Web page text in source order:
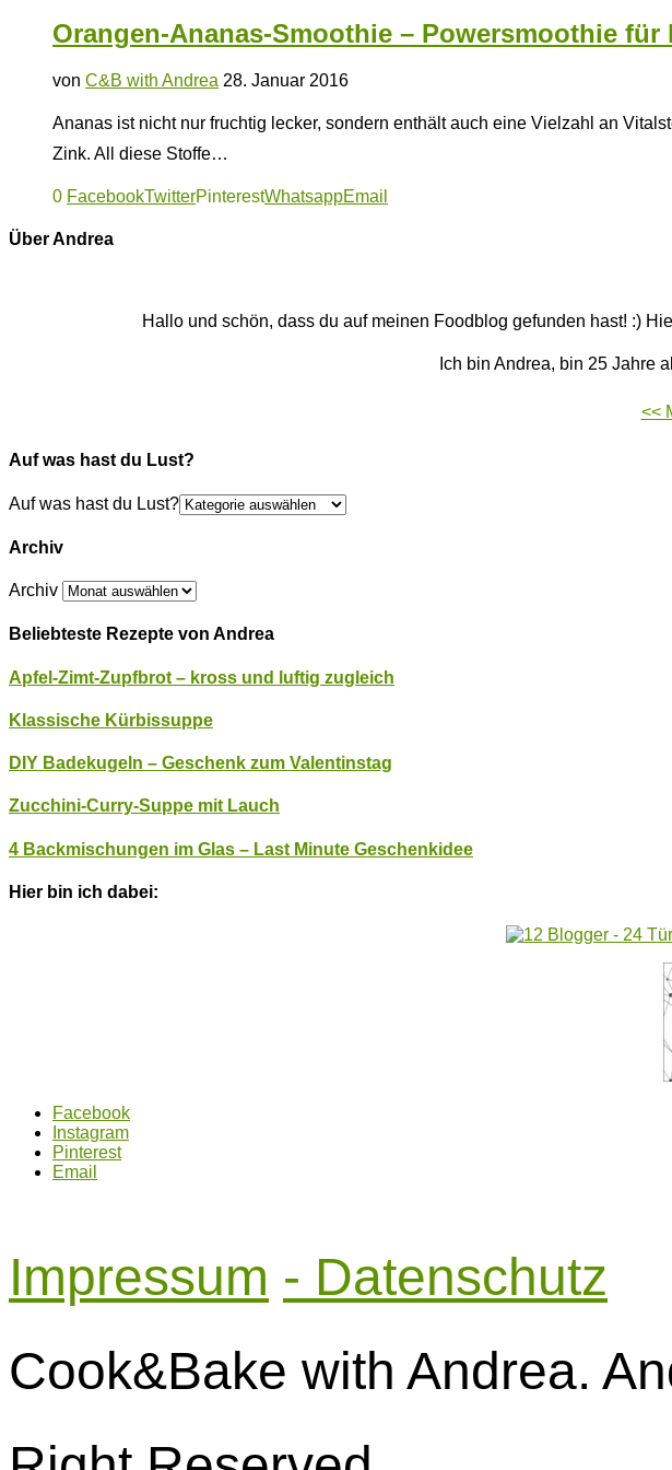
Orangen-Ananas-Smoothie – Powersmoothie für
von C&B with Andrea 28. Januar 2016
Ananas ist nicht nur fruchtig lecker, sondern enthält auch eine Vielzahl an
Zink. All diese Stoffe…
0 FacebookTwitterPinterestWhatsappEmail
Über Andrea
Hallo und schön, dass du auf meinen Foodblog gefunden hast! :)
Ich bin Andrea, bin 25 Jahre
<<
Auf was hast du Lust?
Auf was hast du Lust?
Archiv
Archiv
Beliebteste Rezepte von Andrea
Apfel-Zimt-Zupfbrot – kross und luftig zugleich
Klassische Kürbissuppe
DIY Badekugeln – Geschenk zum Valentinstag
Zucchini-Curry-Suppe mit Lauch
4 Backmischungen im Glas – Last Minute Geschenkidee
Hier bin ich dabei:
Facebook
Instagram
Pinterest
Email
Impressum - Datenschutz
Cook&Bake with Andrea.